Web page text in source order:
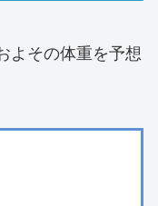
よその体重を予想